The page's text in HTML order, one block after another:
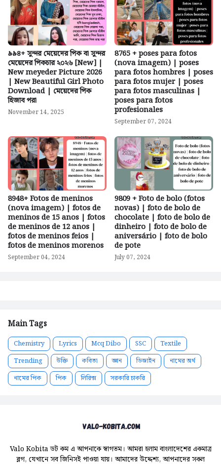
৯৯৪+ সুন্দর মেয়েদের পিক বা সুন্দর
মেয়েদের পিকচার ২০২৬ [New] |
New meyeder Picture 2026
| New Beautiful Girl Photo
Download | মেয়েদের পিক
হিজাব পরা
November 14, 2025
8765 + poses para fotos
(nova imagem) | poses
para fotos hombres | poses
para fotos mujer | poses
para fotos masculinas |
poses para fotos
profesionales
September 07, 2024
8948+ Fotos de meninos
(nova imagem) | fotos de
meninos de 15 anos | fotos
de meninos de 12 anos |
fotos de meninos feios |
fotos de meninos morenos
September 04, 2024
9809 + Foto de bolo (fotos
novas) | foto de bolo de
chocolate | foto de bolo de
dinheiro | foto de bolo de
aniversário | foto de bolo
de pote
July 07, 2024
Main Tags
Chemistry Lyrics Mcq Dibo SSC
Textile
Trending
উক্তি কবিতা জ্ঞান ডিজাইন
নামের অর্থ
নামের পিক
পিক লিরিক্স সরকারি চাকরি
Valo Kobita ডট কম এ আপনাকে স্বাগতম। আমরা হলাম বাংলাদেশের একমাত্র
ব্লগ, যেখানে সব জিনিসই পাওয়া যায়। আমাদের উদ্দেশ্য, আপনাদের সকল